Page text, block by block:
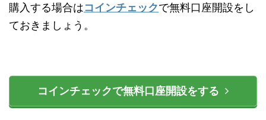
購入する場合はコインチェックで無料口座開設をし
ておきましょう。
コインチェックで無料口座開設をする